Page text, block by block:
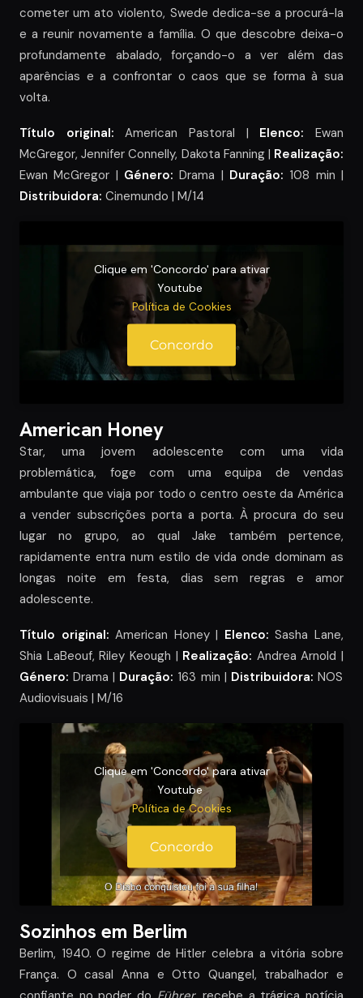
cometer um ato violento, Swede dedica-se a procurá-la
e a reunir novamente a família. O que descobre deixa-o
profundamente abalado, forçando-o a ver além das
aparências e a confrontar o caos que se forma à sua
volta.
Título original: American Pastoral | Elenco: Ewan
McGregor, Jennifer Connelly, Dakota Fanning | Realização:
Ewan McGregor | Género: Drama | Duração: 108 min |
Distribuidora: Cinemundo | M/14
Clique em 'Concordo' para ativar
Youtube
Política de Cookies
Concordo
American Honey
Star, uma jovem adolescente com uma vida
problemática, foge com uma equipa de vendas
ambulante que viaja por todo o centro oeste da América
a vender subscrições porta a porta. À procura do seu
lugar no grupo, ao qual Jake também pertence,
rapidamente entra num estilo de vida onde dominam as
longas noite em festa, dias sem regras e amor
adolescente.
Título original: American Honey | Elenco: Sasha Lane,
Shia LaBeouf, Riley Keough | Realização: Andrea Arnold |
Género: Drama | Duração: 163 min | Distribuidora: NOS
Audiovisuais | M/16
Clique em 'Concordo' para ativar
Youtube
Política de Cookies
Concordo
Sozinhos em Berlim
Berlim, 1940. O regime de Hitler celebra a vitória sobre
França. O casal Anna e Otto Quangel, trabalhador e